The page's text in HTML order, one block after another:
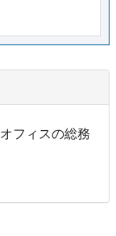
フィスの総務